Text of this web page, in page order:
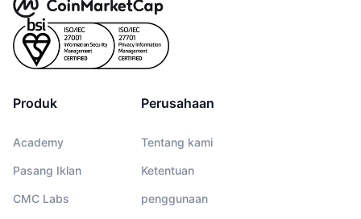
Produk
Academy
Pasang Iklan
CMC Labs
Perusahaan
Tentang kami
Ketentuan
penggunaan